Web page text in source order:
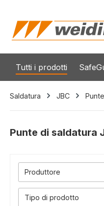
Tutti i prodotti
Saldatura JBC
Punte di saldatura
Produttore
Tipo di prodotto